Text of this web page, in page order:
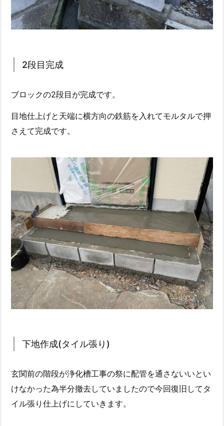
2段目完成
ブロックの2段目が完成です。
目地仕上げと天端に横方向の鉄筋を入れてモルタルで押
さえて完成です。
下地作成(タイル張り)
玄関前の階段が浄化槽工事の祭に配管を通さないいとい
けなかった為半分撤去していましたので今回復旧してタ
イル張り仕上げにしていきます。